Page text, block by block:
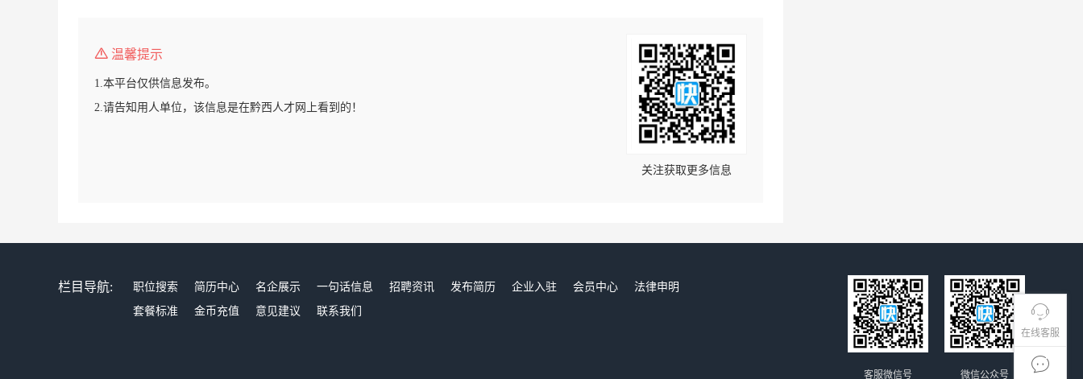
在线客服
温馨提示
1.本平台仅供信息发布。
2.请告知用人单位，该信息是在黔西人才网上看到的！
关注获取更多信息
栏目导航: 职位搜索 简历中心 名企展示 一句话信息 招聘资讯 发布简历 企业入驻 会员中心
法律申明
套餐标准
金币充值 意见建议 联系我们
微信公众号
客服微信号